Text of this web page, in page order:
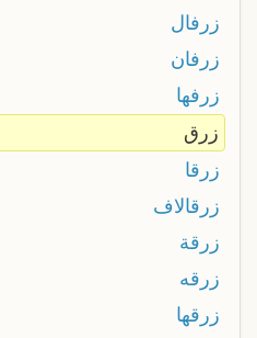
زرفال
زرفان
زرفها
زرق
زرقا
زرقالاف
زرقة
زرقه
زرقها